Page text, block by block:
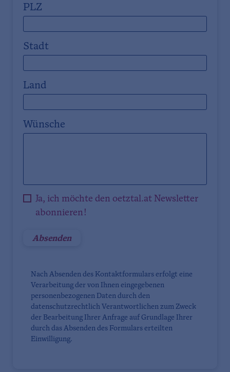
PLZ
Stadt
Land
Wünsche
Ja, ich möchte den oetztal.at Newsletter
abonnieren!
Nach Absenden des Kontaktformulars erfolgt eine
Verarbeitung der von Ihnen eingegebenen
personenbezogenen Daten durch den
datenschutzrechtlich Verantwortlichen zum Zweck
der Bearbeitung Ihrer Anfrage auf Grundlage Ihrer
durch das Absenden des Formulars erteilten
Einwilligung.